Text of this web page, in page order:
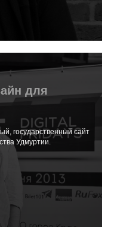
для
государственный сайт
Удмуртии.